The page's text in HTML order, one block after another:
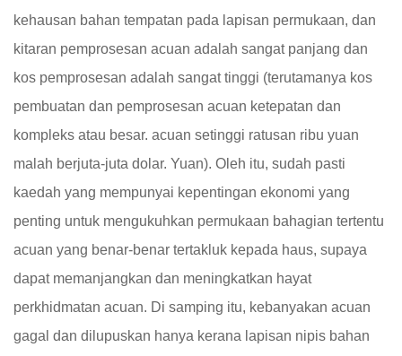
kehausan bahan tempatan pada lapisan permukaan, dan
kitaran pemprosesan acuan adalah sangat panjang dan
kos pemprosesan adalah sangat tinggi (terutamanya kos
pembuatan dan pemprosesan acuan ketepatan dan
kompleks atau besar. acuan setinggi ratusan ribu yuan
malah berjuta-juta dolar. Yuan). Oleh itu, sudah pasti
kaedah yang mempunyai kepentingan ekonomi yang
penting untuk mengukuhkan permukaan bahagian tertentu
acuan yang benar-benar tertakluk kepada haus, supaya
dapat memanjangkan dan meningkatkan hayat
perkhidmatan acuan. Di samping itu, kebanyakan acuan
gagal dan dilupuskan hanya kerana lapisan nipis bahan